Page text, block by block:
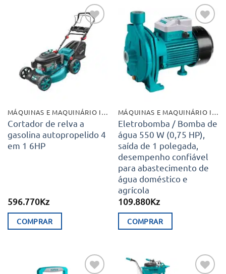
Adicionar
aos meus
desejos
MÁQUINAS E MAQUINÁRIO INDUSTRIAL
Cortador de relva a
gasolina autopropelido 4
em 1 6HP
596.770Kz
COMPRAR
Adicionar
aos meus
desejos
MÁQUINAS E MAQUINÁRIO INDUSTRIAL
Eletrobomba / Bomba de
água 550 W (0,75 HP),
saída de 1 polegada,
desempenho confiável
para abastecimento de
água doméstico e
agrícola
109.880Kz
COMPRAR